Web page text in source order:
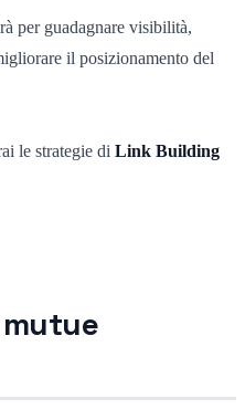
per guadagnare visibilità,
il posizionamento del
le strategie di Link Building